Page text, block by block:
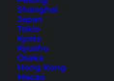
Shanghai
Japan
Tokio
Kyoto
Kyushu
Osaka
Hong Kong
Macao
12
Südostasien